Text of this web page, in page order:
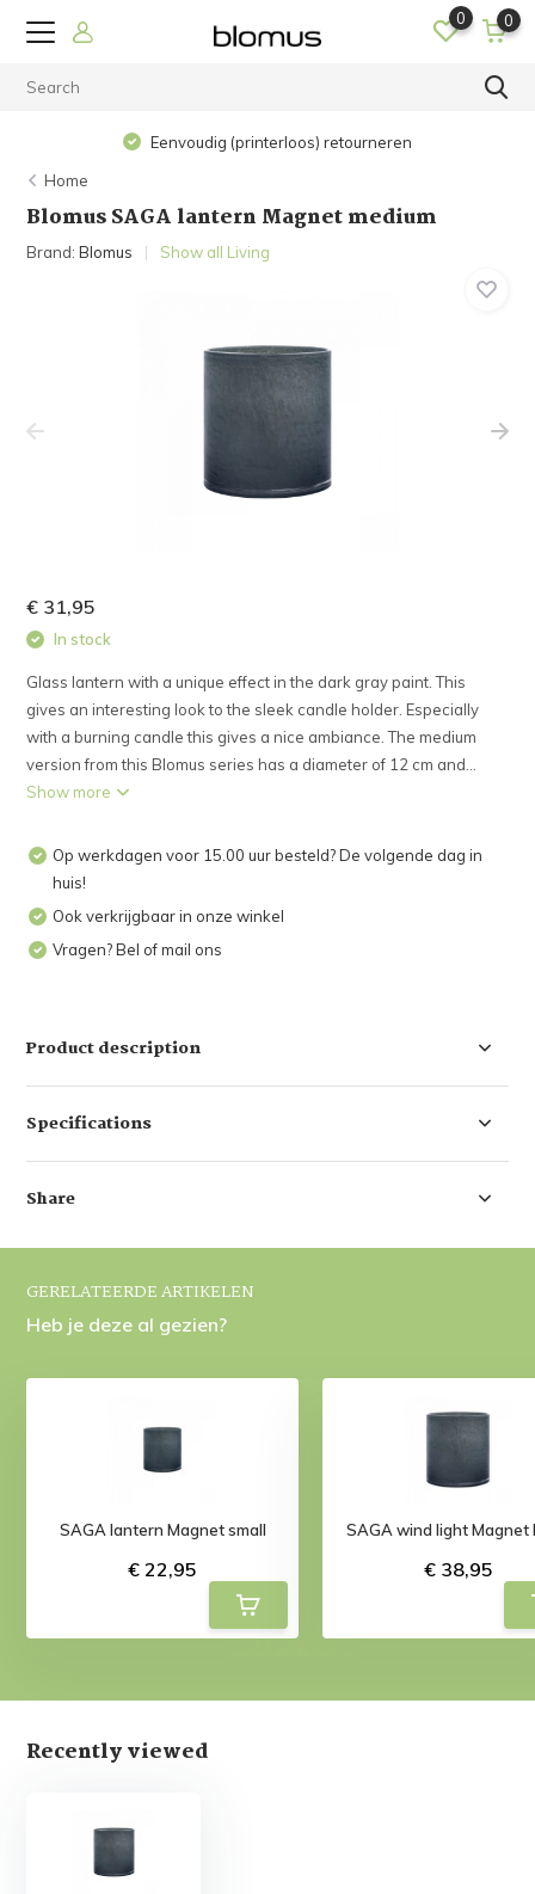
0 0
Eenvoudig (printerloos) retourneren
Home
Blomus SAGA lantern Magnet medium
Brand:Blomus Show all Living
€ 31,95
In stock
Glass lantern with a unique effect in the dark gray paint. This
gives an interesting look to the sleek candle holder. Especially
with a burning candle this gives a nice ambiance. The medium
version from this Blomus series has a diameter of 12 cm and...
Show more
Op werkdagen voor 15.00 uur besteld? De volgende dag in
huis!
Ook verkrijgbaar in onze winkel
Vragen? Bel of mail ons
Product description
Specifications
Share
GERELATEERDE ARTIKELEN
Heb je deze al gezien?
SAGA lantern Magnet small
€ 22,95
SAGA wind light Magnet
€ 38,95
Recently viewed